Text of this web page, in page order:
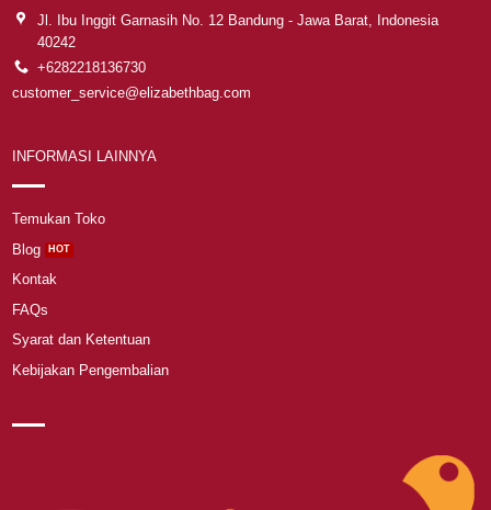
Jl. Ibu Inggit Garnasih No. 12 Bandung - Jawa Barat, Indonesia
40242
+6282218136730
customer_service@elizabethbag.com
INFORMASI LAINNYA
Temukan Toko
Blog
Kontak
FAQs
Syarat dan Ketentuan
Kebijakan Pengembalian